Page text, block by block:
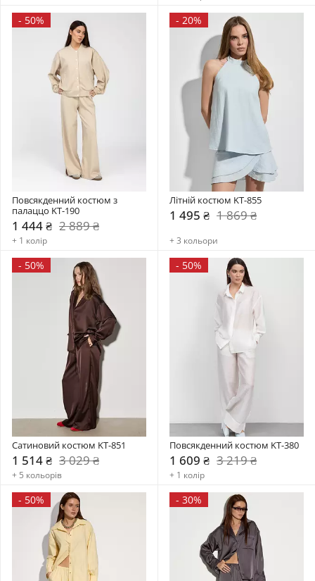
- 50%
Повсякденний костюм з
палаццо KT-190
1 444 ₴ 2 889 ₴
+ 1 колір
- 20%
Літній костюм KT-855
1 495 ₴ 1 869 ₴
+ 3 кольори
- 50%
Сатиновий костюм KT-851
1 514 ₴ 3 029 ₴
+ 5 кольорів
- 50%
Повсякденний костюм KT-380
1 609 ₴ 3 219 ₴
+ 1 колір
- 50% - 30%